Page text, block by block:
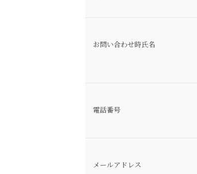
お問い合わせ時氏名
電話番号
メールアドレス